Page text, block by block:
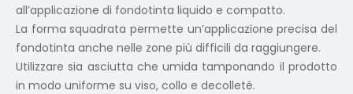
all’applicazione di fondotinta liquido e compatto.
La forma squadrata permette un’applicazione precisa del
fondotinta anche nelle zone più difficili da raggiungere.
Utilizzare sia asciutta che umida tamponando il prodotto
in modo uniforme su viso, collo e decolleté.